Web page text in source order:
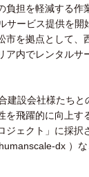
負担を軽減する作
サービス提供を
市を拠点として、
ア内でレンタルサ
建設会社様たちと
を飛躍的に向上す
ジェクト」に採択
dx ）